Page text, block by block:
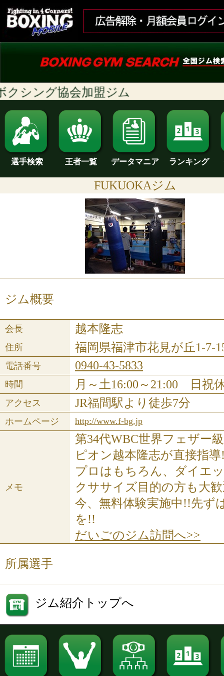
シング協会加盟ジム
選手検索 王者一覧 データマニア ランキング
FUKUOKAジム
ジム概要
会長 越本隆志
住所 福岡県福津市花見が丘1-7-
電話番号 0940-43-5833
時間 月～土16:00～21:00 日祝
アクセス JR福間駅より徒歩7分
ホームページ http://www.f-bg.jp
メモ
第34代WBC世界フェザー
ピオン越本隆志が直接指
プロはもちろん、ダイエ
クササイズ目的の方も大
今、無料体験実施中!!先ず
を!!
だいごのジム訪問へ>>
所属選手
ジム紹介トップへ